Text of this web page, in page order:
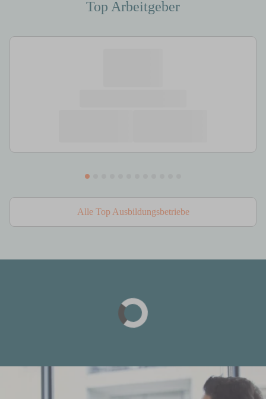
Top Arbeitgeber
Alle Top Ausbildungsbetriebe